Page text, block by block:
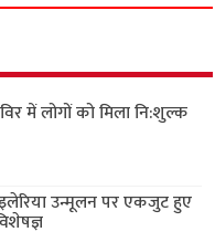
में लोगों को मिला नि:शुल्क
उन्मूलन पर एकजुट हुए